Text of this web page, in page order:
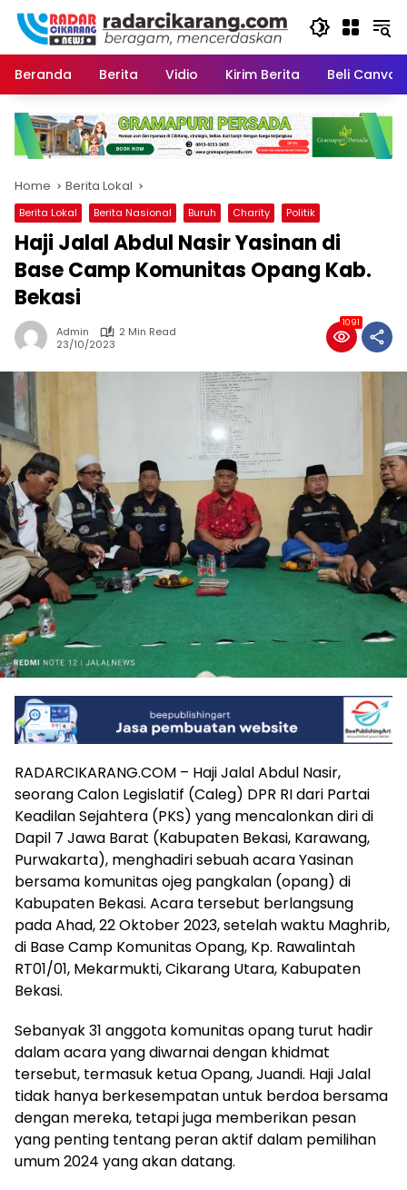
Skip
content
Beranda
Berita Vidio Kirim Berita Beli
Home Berita Lokal
Berita Lokal Berita Nasional Buruh Charity Politik
Haji Jalal Abdul Nasir Yasinan di
Base Camp Komunitas Opang Kab.
Bekasi
Admin
2 Min Read
23/10/2023
1091
RADARCIKARANG.COM – Haji Jalal Abdul Nasir,
seorang Calon Legislatif (Caleg) DPR RI dari Partai
Keadilan Sejahtera (PKS) yang mencalonkan diri di
Dapil 7 Jawa Barat (Kabupaten Bekasi, Karawang,
Purwakarta), menghadiri sebuah acara Yasinan
bersama komunitas ojeg pangkalan (opang) di
Kabupaten Bekasi. Acara tersebut berlangsung
pada Ahad, 22 Oktober 2023, setelah waktu Maghrib,
di Base Camp Komunitas Opang, Kp. Rawalintah
RT01/01, Mekarmukti, Cikarang Utara, Kabupaten
Bekasi.
Sebanyak 31 anggota komunitas opang turut hadir
dalam acara yang diwarnai dengan khidmat
tersebut, termasuk ketua Opang, Juandi. Haji Jalal
tidak hanya berkesempatan untuk berdoa bersama
dengan mereka, tetapi juga memberikan pesan
yang penting tentang peran aktif dalam pemilihan
umum 2024 yang akan datang.